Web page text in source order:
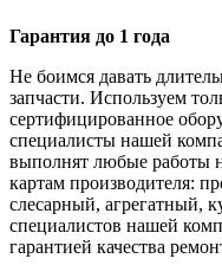
Гарантия до 1 года
Не боимся давать
запчасти. Используем
сертифицированное
специалисты нашей
выполнят любые работы
картам производителя:
слесарный, агрегатный,
специалистов нашей
гарантией качества